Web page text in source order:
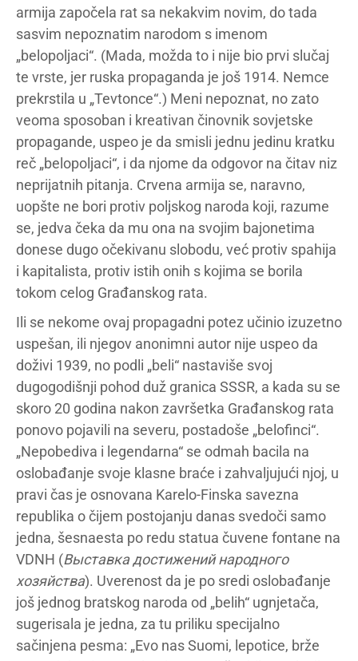
armija započela rat sa nekakvim novim, do tada
sasvim nepoznatim narodom s imenom
„belopoljaci“. (Mada, možda to i nije bio prvi slučaj
te vrste, jer ruska propaganda je još 1914. Nemce
prekrstila u „Tevtonce“.) Meni nepoznat, no zato
veoma sposoban i kreativan činovnik sovjetske
propagande, uspeo je da smisli jednu jedinu kratku
reč „belopoljaci“, i da njome da odgovor na čitav niz
neprijatnih pitanja. Crvena armija se, naravno,
uopšte ne bori protiv poljskog naroda koji, razume
se, jedva čeka da mu ona na svojim bajonetima
donese dugo očekivanu slobodu, već protiv spahija
i kapitalista, protiv istih onih s kojima se borila
tokom celog Građanskog rata.
Ili se nekome ovaj propagadni potez učinio izuzetno
uspešan, ili njegov anonimni autor nije uspeo da
doživi 1939, no podli „beli“ nastaviše svoj
dugogodišnji pohod duž granica SSSR, a kada su se
skoro 20 godina nakon završetka Građanskog rata
ponovo pojavili na severu, postadoše „belofinci“.
„Nepobediva i legendarna“ se odmah bacila na
oslobađanje svoje klasne braće i zahvaljujući njoj, u
pravi čas je osnovana Karelo-Finska savezna
republika o čijem postojanju danas svedoči samo
jedna, šesnaesta po redu statua čuvene fontane na
VDNH (Выставка достижений народного
хозяйства). Uverenost da je po sredi oslobađanje
još jednog bratskog naroda od „belih“ ugnjetača,
sugerisala je jedna, za tu priliku specijalno
sačinjena pesma: „Evo nas Suomi, lepotice, brže